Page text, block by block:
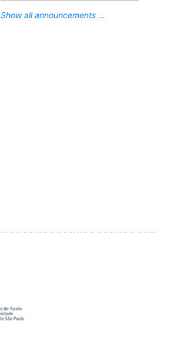
Show all announcements ...